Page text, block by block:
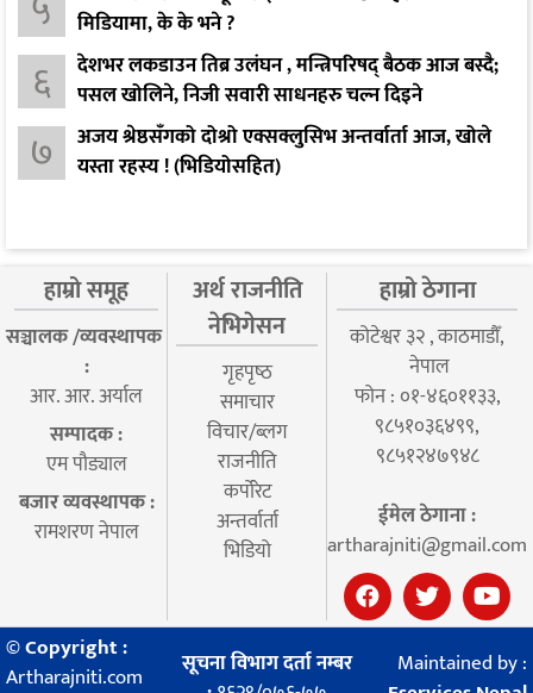
मिडियामा, के के भने ?
६
देशभर लकडाउन तिब्र उलंघन , मन्त्रिपरिषद् बैठक आज बस्दै;
पसल खोलिने, निजी सवारी साधनहरु चल्न दिइने
७
अजय श्रेष्ठसँगको दोश्रो एक्सक्लुसिभ अन्तर्वार्ता आज, खोले
यस्ता रहस्य ! (भिडियोसहित)
हाम्रो समूह
सञ्चालक /व्यवस्थापक
:
आर. आर. अर्याल
सम्पादक :
एम पौड्याल
बजार व्यवस्थापक :
रामशरण नेपाल
अर्थ राजनीति
नेभिगेसन
गृहपृष्‍ठ
समाचार
विचार/ब्लग
राजनीति
कर्पोरेट
अन्तर्वार्ता
भिडियो
हाम्रो ठेगाना
कोटेश्वर ३२ , काठमाडौँ,
नेपाल
फोन : ०१-४६०११३३,
९८५१०३६४९९,
९८५१२४७९४८
ईमेल ठेगाना :
artharajniti@gmail.com
© Copyright :
Artharajniti.com
सूचना विभाग दर्ता नम्बर
Maintained by :